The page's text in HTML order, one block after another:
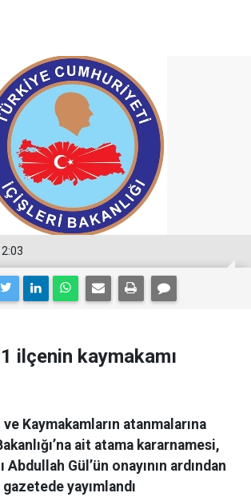
ilçenin kaymakamı
ve Kaymakamların atanmalarına
ait atama kararnamesi,
Abdullah Gül’ün onayının ardından
yayımlandı